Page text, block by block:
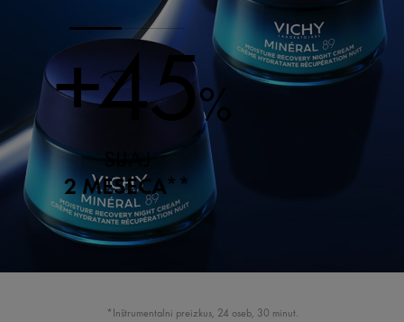
+45%
2 MESECA**
*Inštrumentalni preizkus, 24 oseb, 30 minut.